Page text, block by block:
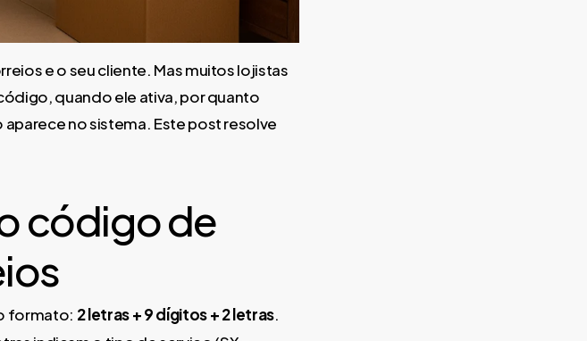
e o seu cliente. Mas muitos lojistas
quando ele ativa, por quanto
no sistema. Este post resolve
código de
formato: 2 letras + 9 dígitos + 2 letras.